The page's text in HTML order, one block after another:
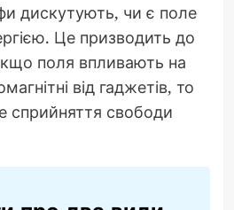
дискутують, чи є поле
Це призводить до
поля впливають на
від гаджетів, то
сприйняття свободи